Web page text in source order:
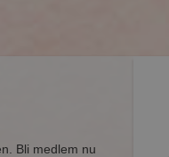
Bli medlem nu